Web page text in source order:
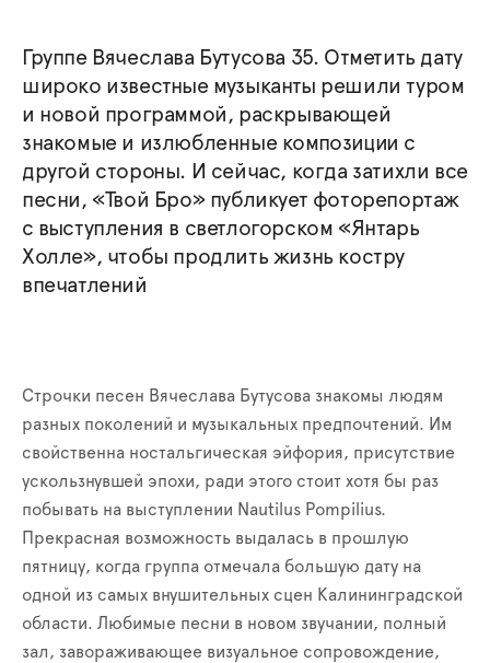
Группе Вячеслава Бутусова 35. Отметить дату
широко известные музыканты решили туром
и новой программой, раскрывающей
знакомые и излюбленные композиции с
другой стороны. И сейчас, когда затихли все
песни, «Твой Бро» публикует фоторепортаж
с выступления в светлогорском «Янтарь
Холле», чтобы продлить жизнь костру
впечатлений
Строчки песен Вячеслава Бутусова знакомы людям
разных поколений и музыкальных предпочтений. Им
свойственна ностальгическая эйфория, присутствие
ускользнувшей эпохи, ради этого стоит хотя бы раз
побывать на выступлении Nautilus Pompilius.
Прекрасная возможность выдалась в прошлую
пятницу, когда группа отмечала большую дату на
одной из самых внушительных сцен Калининградской
области. Любимые песни в новом звучании, полный
зал, завораживающее визуальное сопровождение,